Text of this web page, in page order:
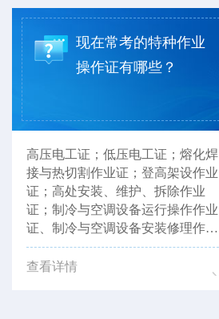
现在常考的特种作业
操作证有哪些？
高压电工证；低压电工证；熔化焊
接与热切割作业证；登高架设作业
证；高处安装、维护、拆除作业
证；制冷与空调设备运行操作作业
证、制冷与空调设备安装修理作业
证等。以上证书，湖北省思特职业
培训学校均可报考。
查看详情